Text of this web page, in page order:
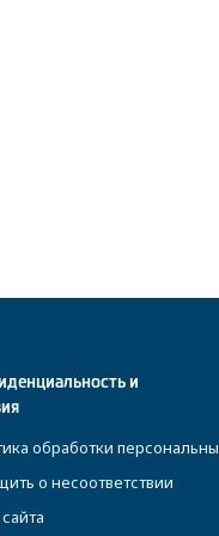
и
обработки
о несоответствии